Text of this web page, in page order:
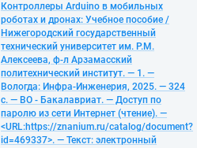
Контроллеры Аrduino в мобильных
роботах и дронах: Учебное пособие /
Нижегородский государственный
технический университет им. Р.М.
Алексеева, ф-л Арзамасский
политехнический институт. — 1. —
Вологда: Инфра-Инженерия, 2025. — 324
с. — ВО - Бакалавриат. — Доступ по
паролю из сети Интернет (чтение). —
<URL:https://znanium.ru/catalog/document?
id=469337>. — Текст: электронный